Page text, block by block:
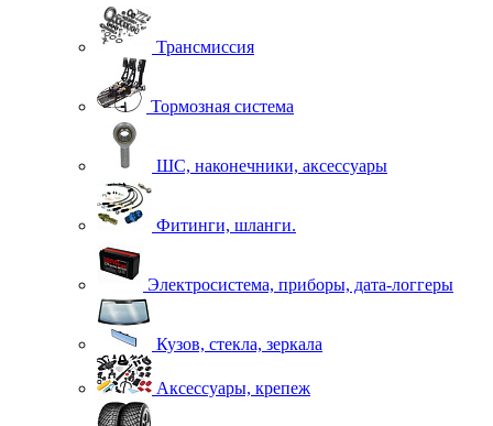
Трансмиссия
Тормозная система
ШС, наконечники, аксессуары
Фитинги, шланги.
Электросистема, приборы, дата-логгеры
Кузов, стекла, зеркала
Аксессуары, крепеж